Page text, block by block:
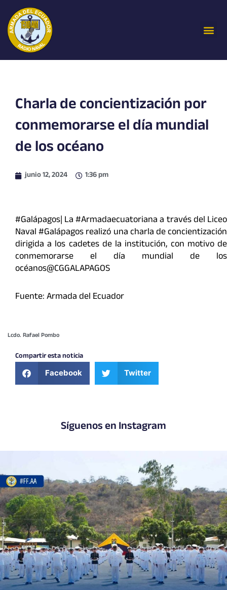
contenido
Charla de concientización por
conmemorarse el día mundial
de los océano
junio 12, 2024 1:36 pm
#Galápagos| La #Armadaecuatoriana a través del Liceo
Naval #Galápagos realizó una charla de concientización
dirigida a los cadetes de la institución, con motivo de
conmemorarse el día mundial de los
océanos@CGGALAPAGOS
Fuente: Armada del Ecuador
Lcdo. Rafael Pombo
Compartir esta noticia
Facebook Twitter
Síguenos en Instagram